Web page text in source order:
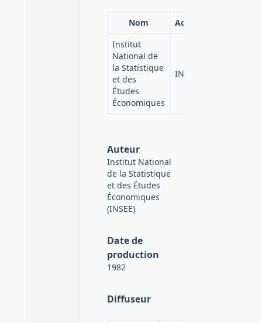
Nom
Acronyme
Institut
National de
la Statistique
et des
Études
Économiques
INSEE
Auteur
Institut National
de la Statistique
et des Études
Économiques
(INSEE)
Date de
production
1982
Diffuseur